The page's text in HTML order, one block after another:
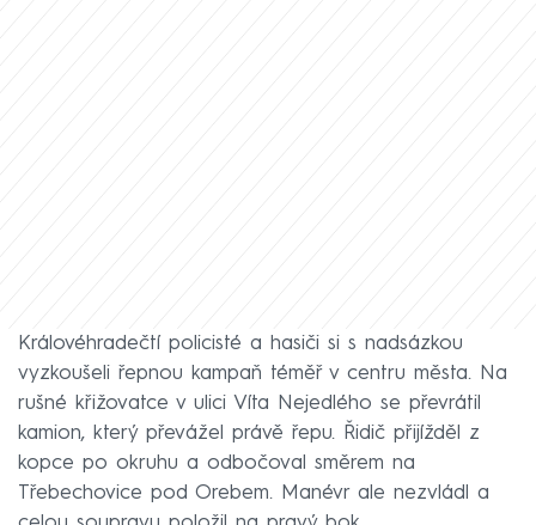
Královéhradečtí policisté a hasiči si s nadsázkou
vyzkoušeli řepnou kampaň téměř v centru města. Na
rušné křižovatce v ulici Víta Nejedlého se převrátil
kamion, který převážel právě řepu. Řidič přijížděl z
kopce po okruhu a odbočoval směrem na
Třebechovice pod Orebem. Manévr ale nezvládl a